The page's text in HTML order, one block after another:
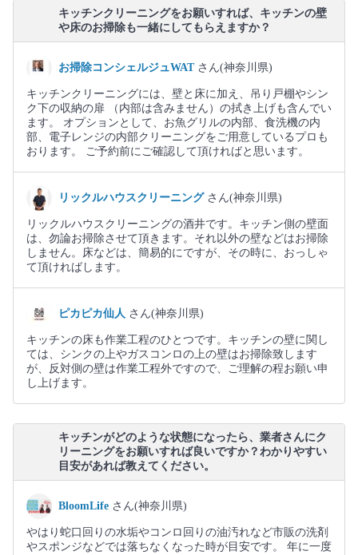
キッチンクリーニングをお願いすれば、キッチンの壁
や床のお掃除も一緒にしてもらえますか？
お掃除コンシェルジュWAT さん(神奈川県)
キッチンクリーニングには、壁と床に加え、吊り戸棚やシン
ク下の収納の扉 （内部は含みません）の拭き上げも含んでい
ます。 オプションとして、お魚グリルの内部、食洗機の内
部、電子レンジの内部クリーニングをご用意しているプロも
おります。 ご予約前にご確認して頂ければと思います。
リックルハウスクリーニング さん(神奈川県)
リックルハウスクリーニングの酒井です。キッチン側の壁面
は、勿論お掃除させて頂きます。それ以外の壁などはお掃除
しません。床などは、簡易的にですが、その時に、おっしゃ
て頂ければします。
ピカピカ仙人 さん(神奈川県)
キッチンの床も作業工程のひとつです。キッチンの壁に関し
ては、シンクの上やガスコンロの上の壁はお掃除致します
が、反対側の壁は作業工程外ですので、ご理解の程お願い申
し上げます。
キッチンがどのような状態になったら、業者さんにク
リーニングをお願いすれば良いですか？わかりやすい
目安があれば教えてください。
BloomLife さん(神奈川県)
やはり蛇口回りの水垢やコンロ回りの油汚れなど市販の洗剤
やスポンジなどでは落ちなくなった時が目安です。 年に一度